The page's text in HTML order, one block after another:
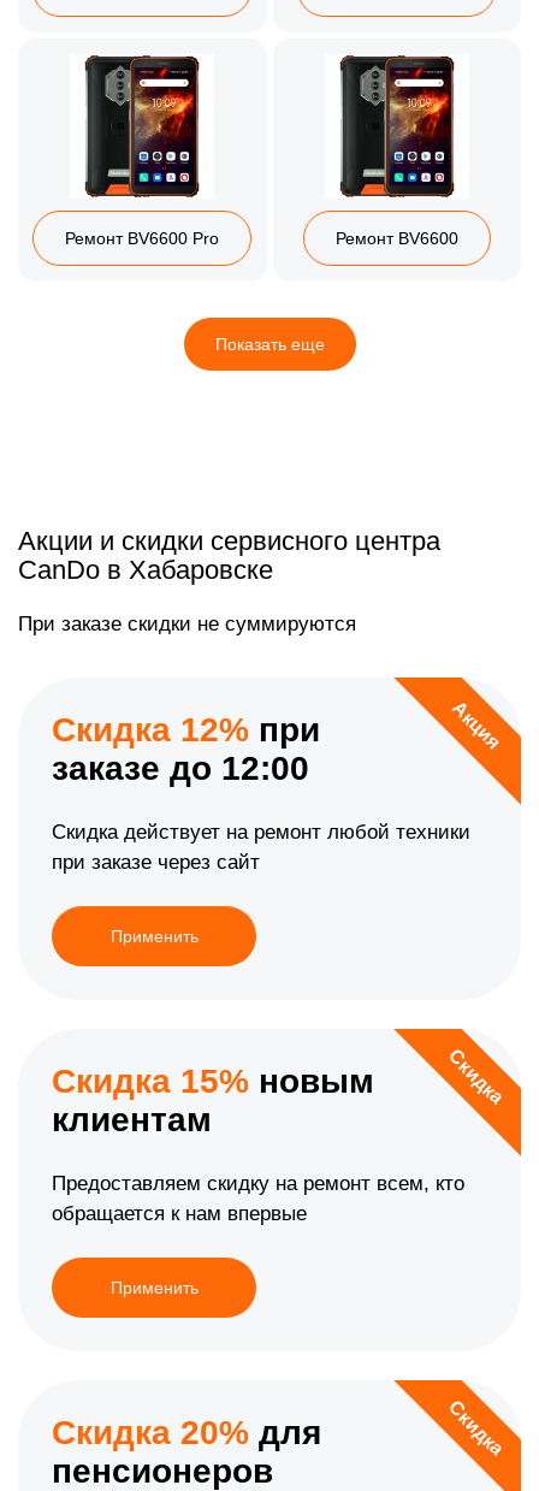
Ремонт BV6600 Pro Ремонт BV6600
Показать еще
Акции и скидки сервисного центра
CanDo в Хабаровске
При заказе скидки не суммируются
Акция
Скидка 12% при
заказе до 12:00
Скидка действует на ремонт любой техники
при заказе через сайт
Применить
Скидка
Скидка 15% новым
клиентам
Предоставляем скидку на ремонт всем, кто
обращается к нам впервые
Применить
Скидка
Скидка 20% для
пенсионеров